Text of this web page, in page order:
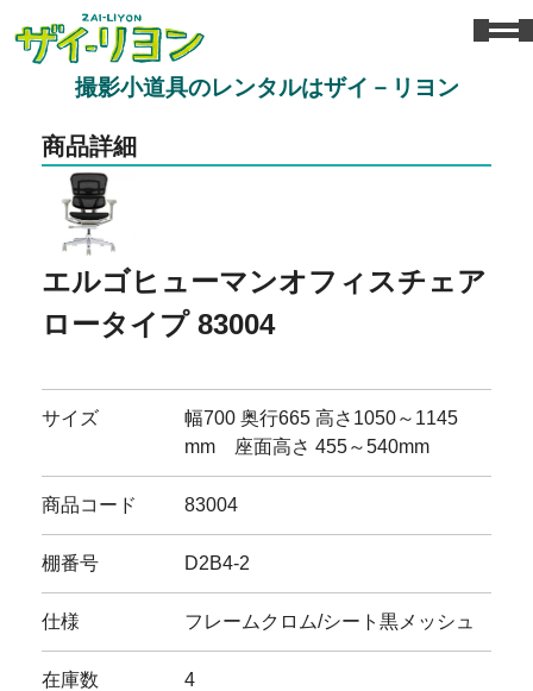
撮影小道具のレンタルはザイ－リヨン
商品詳細
エルゴヒューマンオフィスチェア
ロータイプ 83004
サイズ
幅700 奥行665 高さ1050～1145
mm 座面高さ 455～540mm
商品コード 83004
棚番号 D2B4-2
仕様 フレームクロム/シート黒メッシュ
在庫数 4